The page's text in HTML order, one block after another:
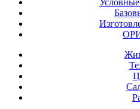
Условные